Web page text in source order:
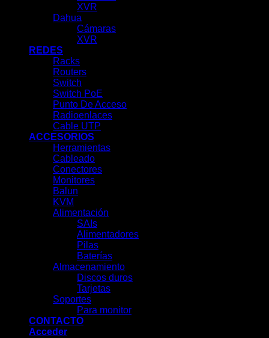
XVR
Dahua
Cámaras
XVR
REDES
Racks
Routers
Switch
Switch PoE
Punto De Acceso
Radioenlaces
Cable UTP
ACCESORIOS
Herramientas
Cableado
Conectores
Monitores
Balun
KVM
Alimentación
SAIs
Alimentadores
Pilas
Baterías
Almacenamiento
Discos duros
Tarjetas
Soportes
Para monitor
CONTACTO
Acceder